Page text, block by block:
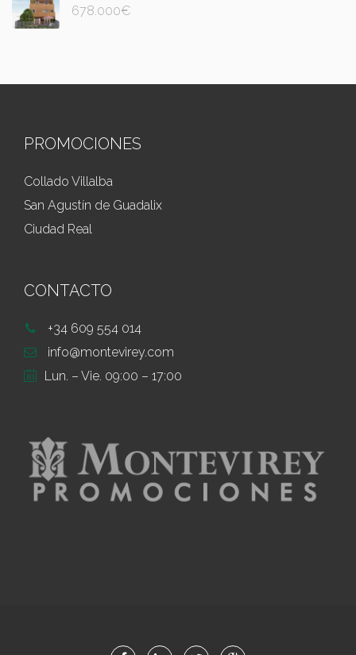
678.000€
PROMOCIONES
Collado Villalba
San Agustín de Guadalix
Ciudad Real
CONTACTO
+34 609 554 014
info@montevirey.com
Lun. – Vie. 09:00 – 17:00